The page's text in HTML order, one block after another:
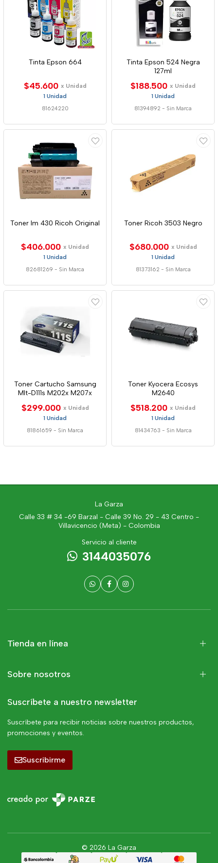
Tinta Epson 664
$45.600 x Unidad
1 Unidad
81624220
Tinta Epson 524 Negra
127ml
$188.500 x Unidad
1 Unidad
81394892 - Sin Marca
Toner Im 430 Ricoh Original
$406.000 x Unidad
1 Unidad
82681269 - Sin Marca
Toner Ricoh 3503 Negro
$680.000 x Unidad
1 Unidad
81373162 - Sin Marca
Toner Cartucho Samsung
Mlt-D111s M202x M207x
$299.000 x Unidad
1 Unidad
81861659 - Sin Marca
Toner Kyocera Ecosys
M2640
$518.200 x Unidad
1 Unidad
81434763 - Sin Marca
La Garza
Calle 33 # 34 -69 Barzal - Calle 39 No. 29 - 43 Centro -
Villavicencio (Meta) - Colombia
Servicio al cliente
3144035076
Tienda en línea
Sobre nosotros
Suscríbete a nuestro newsletter
Suscríbete para recibir noticias sobre nuestros productos,
promociones y eventos.
Suscribirme
© 2026 La Garza